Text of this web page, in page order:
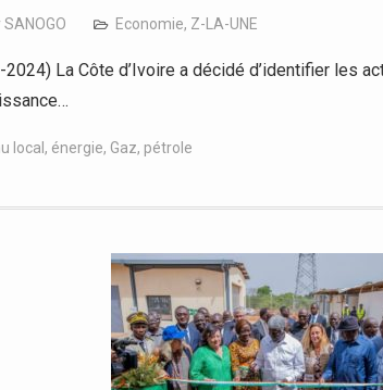
SANOGO Economie, Z-LA-UNE
La Côte d’Ivoire a décidé d’identifier les
local , énergie, Gaz, pétrole